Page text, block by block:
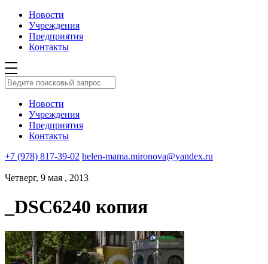
Новости
Учреждения
Предприятия
Контакты
Новости
Учреждения
Предприятия
Контакты
+7 (978) 817-39-02 helen-mama.mironova@yandex.ru
Четверг, 9 мая , 2013
_DSC6240 копия